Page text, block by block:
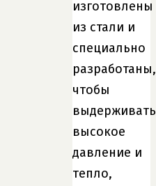
изготовлены
из стали и
специально
разработаны,
чтобы
выдерживать
высокое
давление и
тепло,